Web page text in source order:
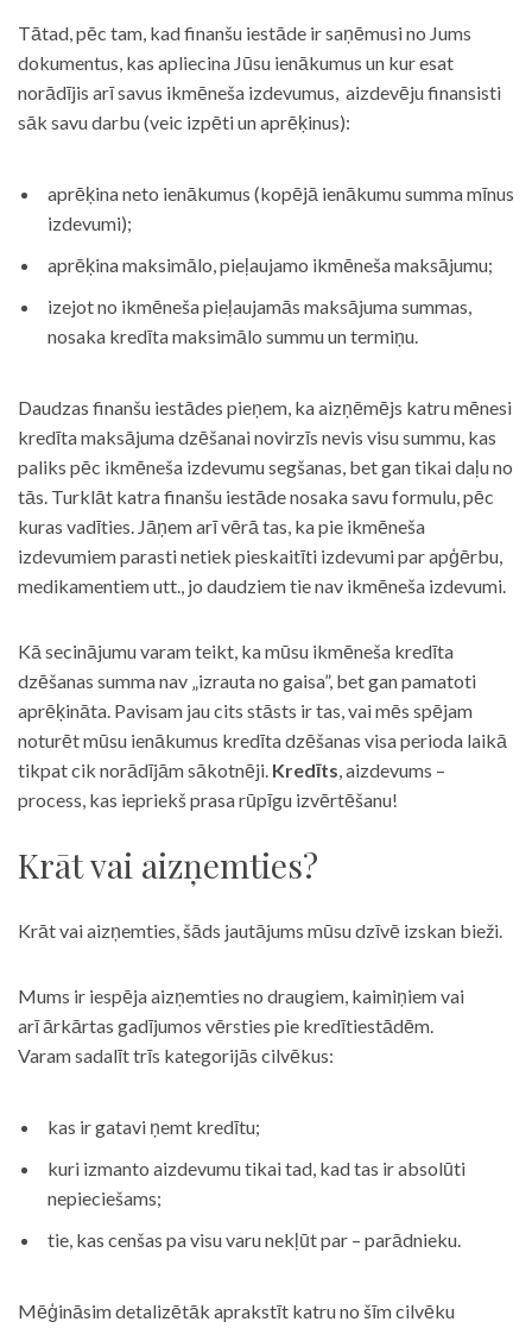
Tātad, pēc tam, kad finanšu iestāde ir saņēmusi no Jums
dokumentus, kas apliecina Jūsu ienākumus un kur esat
norādījis arī savus ikmēneša izdevumus, aizdevēju finansisti
sāk savu darbu (veic izpēti un aprēķinus):
aprēķina neto ienākumus (kopējā ienākumu summa mīnus
izdevumi);
aprēķina maksimālo, pieļaujamo ikmēneša maksājumu;
izejot no ikmēneša pieļaujamās maksājuma summas,
nosaka kredīta maksimālo summu un termiņu.
Daudzas finanšu iestādes pieņem, ka aizņēmējs katru mēnesi
kredīta maksājuma dzēšanai novirzīs nevis visu summu, kas
paliks pēc ikmēneša izdevumu segšanas, bet gan tikai daļu no
tās. Turklāt katra finanšu iestāde nosaka savu formulu, pēc
kuras vadīties. Jāņem arī vērā tas, ka pie ikmēneša
izdevumiem parasti netiek pieskaitīti izdevumi par apģērbu,
medikamentiem utt., jo daudziem tie nav ikmēneša izdevumi.
Kā secinājumu varam teikt, ka mūsu ikmēneša kredīta
dzēšanas summa nav „izrauta no gaisa”, bet gan pamatoti
aprēķināta. Pavisam jau cits stāsts ir tas, vai mēs spējam
noturēt mūsu ienākumus kredīta dzēšanas visa perioda laikā
tikpat cik norādījām sākotnēji. Kredīts, aizdevums –
process, kas iepriekš prasa rūpīgu izvērtēšanu!
Krāt vai aizņemties?
Krāt vai aizņemties, šāds jautājums mūsu dzīvē izskan bieži.
Mums ir iespēja aizņemties no draugiem, kaimiņiem vai
arī ārkārtas gadījumos vērsties pie kredītiestādēm.
Varam sadalīt trīs kategorijās cilvēkus:
kas ir gatavi ņemt kredītu;
kuri izmanto aizdevumu tikai tad, kad tas ir absolūti
nepieciešams;
tie, kas cenšas pa visu varu nekļūt par – parādnieku.
Mēģināsim detalizētāk aprakstīt katru no šīm cilvēku